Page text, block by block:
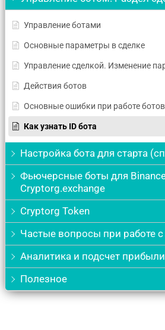
Управление ботами
Основные параметры в сделке
Управление сделкой. Изменение
Действия ботов
Основные ошибки при работе ботов
Как узнать ID бота
Настройка бота для старта
Фьючерсные боты для
Cryptorg.exchange
Cryptorg Token
Частые вопросы при работе
Аналитика и подсчет прибыли
Полезное